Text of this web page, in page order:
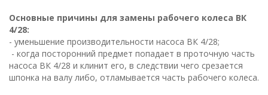
Основные причины для замены рабочего колеса ВК
4/28:
- уменьшение производительности насоса ВК 4/28;
- когда посторонний предмет попадает в проточную часть
насоса ВК 4/28 и клинит его, в следствии чего срезается
шпонка на валу либо, отламывается часть рабочего колеса.